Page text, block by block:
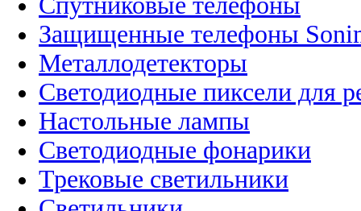
Защищенные телефоны
Металлодетекторы
Светодиодные пиксели для
Настольные лампы
Светодиодные фонарики
Трековые светильники